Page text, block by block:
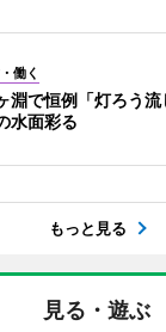
働く
淵で恒例「灯ろう
水面彩る
もっと見る
見る・遊ぶ